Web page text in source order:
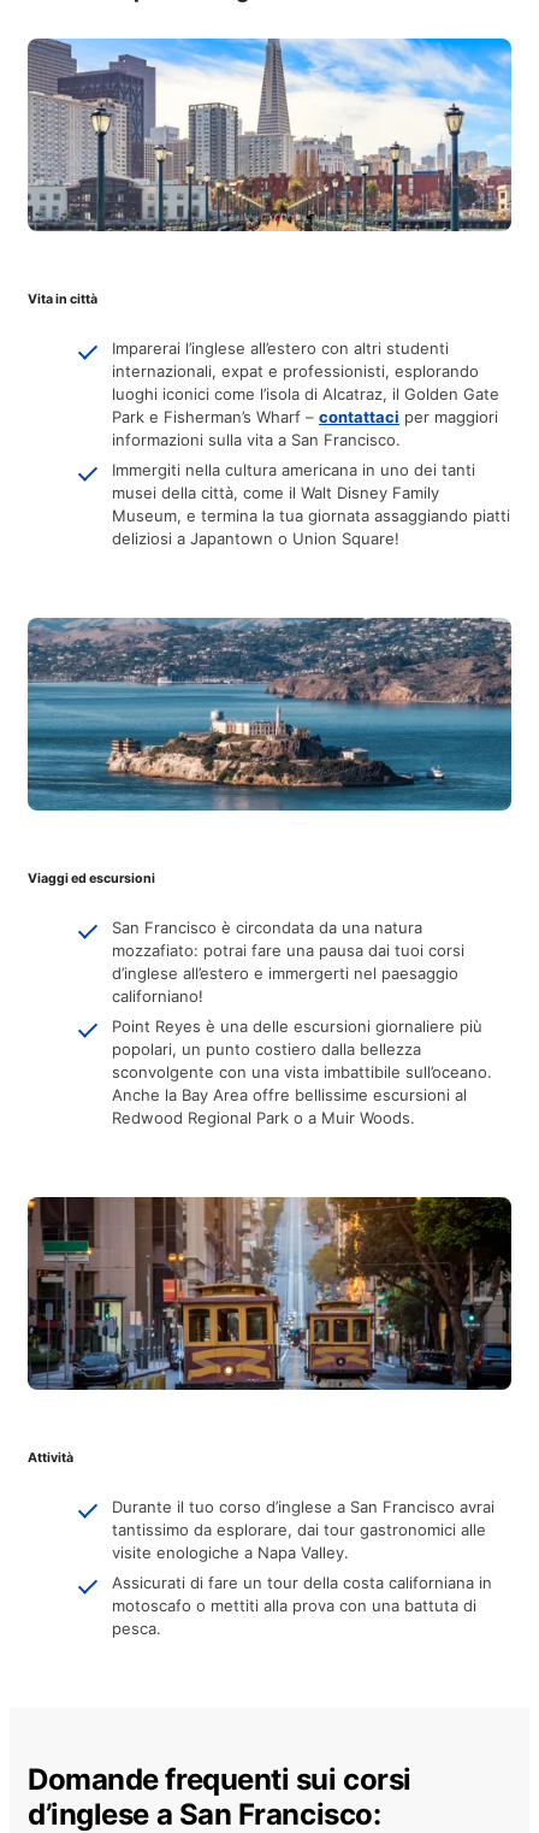
Vita in città
Imparerai l’inglese all’estero con altri studenti
internazionali, expat e professionisti, esplorando
luoghi iconici come l’isola di Alcatraz, il Golden Gate
Park e Fisherman’s Wharf – contattaci per maggiori
informazioni sulla vita a San Francisco.
Immergiti nella cultura americana in uno dei tanti
musei della città, come il Walt Disney Family
Museum, e termina la tua giornata assaggiando piatti
deliziosi a Japantown o Union Square!
Viaggi ed escursioni
San Francisco è circondata da una natura
mozzafiato: potrai fare una pausa dai tuoi corsi
d’inglese all’estero e immergerti nel paesaggio
californiano!
Point Reyes è una delle escursioni giornaliere più
popolari, un punto costiero dalla bellezza
sconvolgente con una vista imbattibile sull’oceano.
Anche la Bay Area offre bellissime escursioni al
Redwood Regional Park o a Muir Woods.
Attività
Durante il tuo corso d’inglese a San Francisco avrai
tantissimo da esplorare, dai tour gastronomici alle
visite enologiche a Napa Valley.
Assicurati di fare un tour della costa californiana in
motoscafo o mettiti alla prova con una battuta di
pesca.
Domande frequenti sui corsi
d’inglese a San Francisco: